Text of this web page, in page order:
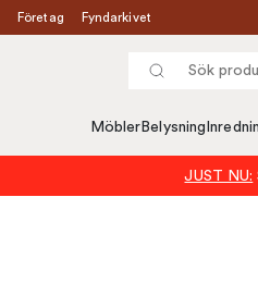
Företag Fyndarkivet
Möbler Belysning
JUST NU: